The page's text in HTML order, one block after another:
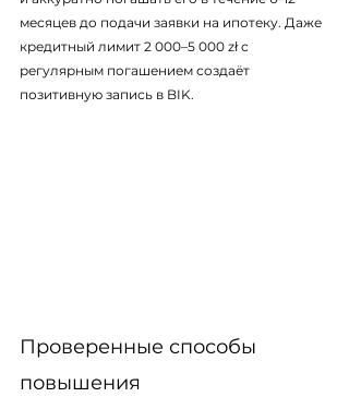
месяцев до подачи заявки на ипотеку. Даже
кредитный лимит 2 000–5 000 zł с
регулярным погашением создаёт
позитивную запись в BIK.
Проверенные способы
повышения